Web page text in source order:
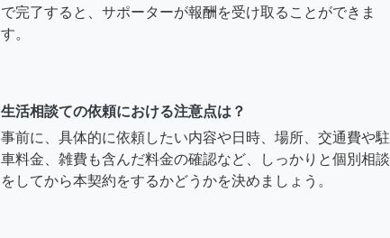
で完了すると、サポーターが報酬を受け取ることができま
す。
生活相談ての依頼における注意点は？
事前に、具体的に依頼したい内容や日時、場所、交通費や駐
車料金、雑費も含んだ料金の確認など、しっかりと個別相談
をしてから本契約をするかどうかを決めましょう。